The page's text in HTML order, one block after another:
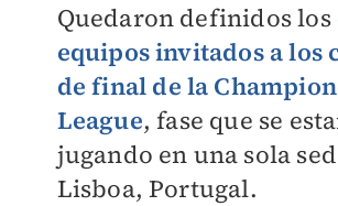
Quedaron definidos los
equipos invitados a los
de final de la
League, fase que se
jugando en una sola
Lisboa, Portugal.